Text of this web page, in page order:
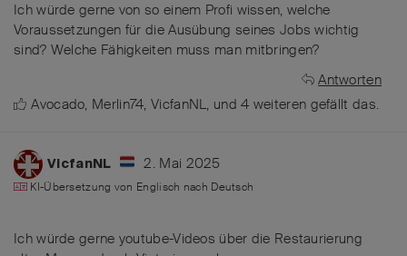
Ich würde gerne von so einem Profi wissen, welche
Voraussetzungen für die Ausübung seines Jobs wichtig
sind? Welche Fähigkeiten muss man mitbringen?
Antworten
Avocado, Merlin74,VicfanNL, und4 weiteren gefällt das.
VicfanNL 2. Mai 2025
KI-Übersetzung von Englisch nach Deutsch
Ich würde gerne youtube-Videos über die Restaurierung